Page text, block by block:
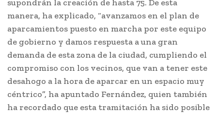
supondrán la creación de hasta 75. De esta
manera, ha explicado, “avanzamos en el plan de
aparcamientos puesto en marcha por este equipo
de gobierno y damos respuesta a una gran
demanda de esta zona de la ciudad, cumpliendo el
compromiso con los vecinos, que van a tener este
desahogo a la hora de aparcar en un espacio muy
céntrico”, ha apuntado Fernández, quien también
ha recordado que esta tramitación ha sido posible